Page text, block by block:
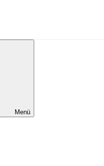
Menü